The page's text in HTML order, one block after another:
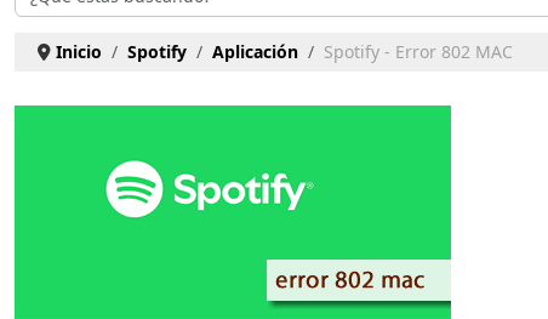
Inicio Spotify Aplicación Spotify - Error 802 MAC